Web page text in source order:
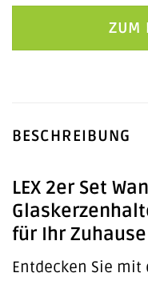
ZUM
BESCHREIBUNG
LEX 2er Set
für Ihr Zuhause
Entdecken Sie mit